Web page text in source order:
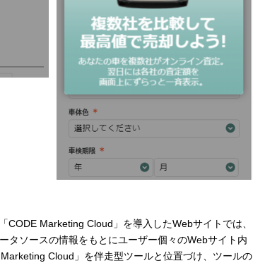
Marketing Cloud」を導入したWebサイトでは、
タソースの情報をもとにユーザー個々のWebサイト内
Cloud」を伴走型ツールと位置づけ、ツールの